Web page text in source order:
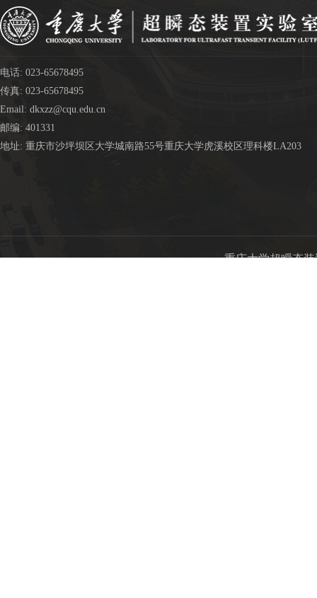
电话: 023-65678495
传真: 023-65678495
Email: dkxzz@cqu.edu.cn
邮编: 401331
地址: 重庆市沙坪坝区大学城南路55号重庆大学虎溪校区理科楼LA203
重庆大学超瞬态装